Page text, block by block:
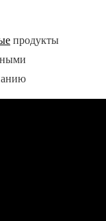
продукты